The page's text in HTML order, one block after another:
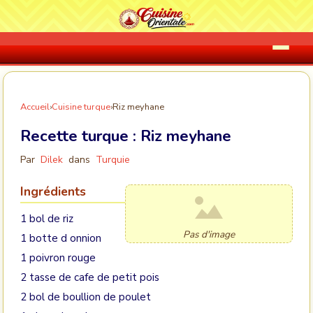
Accueil›Cuisine turque›Riz meyhane
Recette turque : Riz meyhane
Par Dilek dans Turquie
Pas d'image
Ingrédients
1 bol de riz
1 botte d onnion
1 poivron rouge
2 tasse de cafe de petit pois
2 bol de boullion de poulet